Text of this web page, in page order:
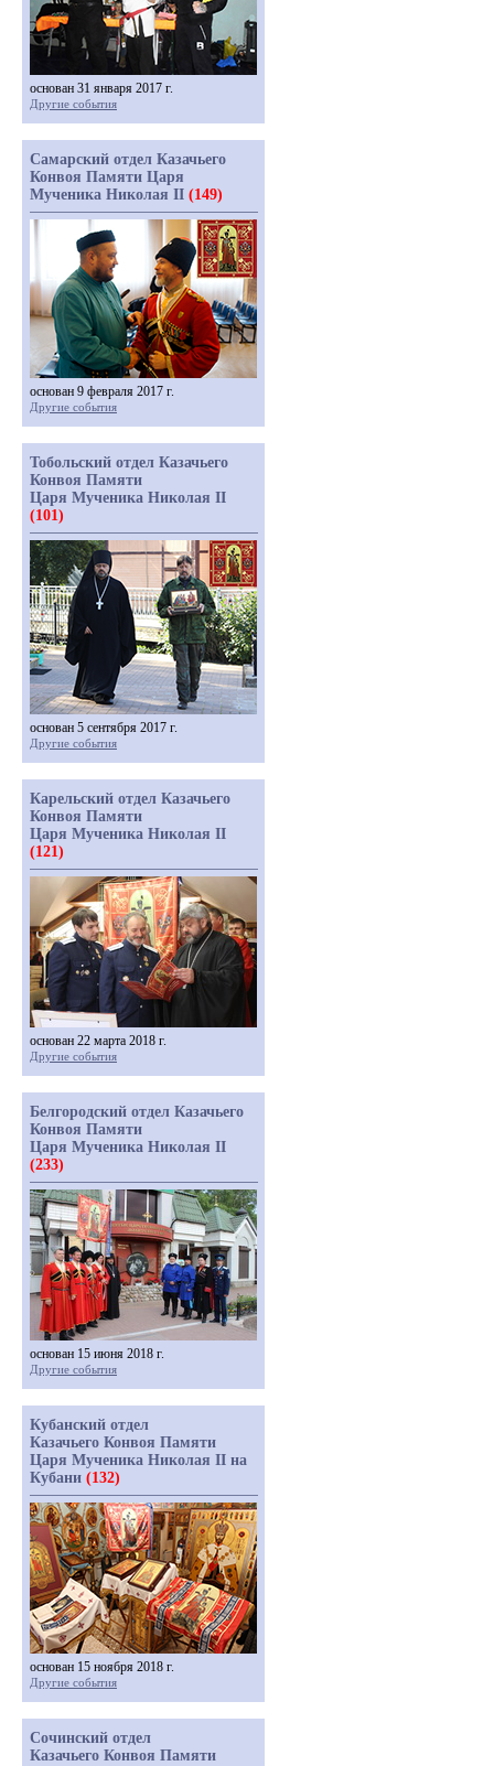
основан 31 января 2017 г.
Другие события
Самарский отдел Казачьего
Конвоя Памяти Царя
Мученика Николая II (149)
основан 9 февраля 2017 г.
Другие события
Тобольский отдел Казачьего
Конвоя Памяти
Царя Мученика Николая II
(101)
основан 5 сентября 2017 г.
Другие события
Карельский отдел Казачьего
Конвоя Памяти
Царя Мученика Николая II
(121)
основан 22 марта 2018 г.
Другие события
Белгородский отдел Казачьего
Конвоя Памяти
Царя Мученика Николая II
(233)
основан 15 июня 2018 г.
Другие события
Кубанский отдел
Казачьего Конвоя Памяти
Царя Мученика Николая II на
Кубани (132)
основан 15 ноября 2018 г.
Другие события
Сочинский отдел
Казачьего Конвоя Памяти